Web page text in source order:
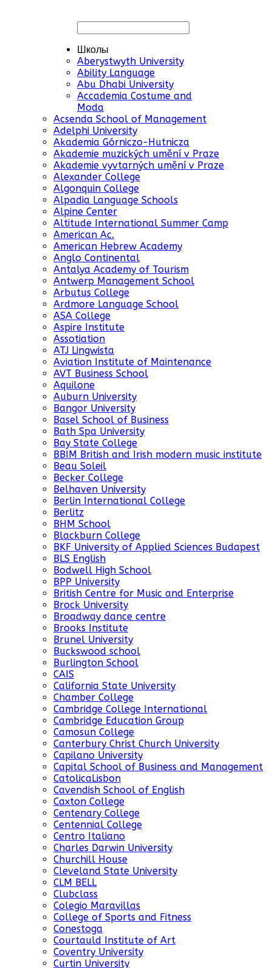
Школы
Aberystwyth University
Ability Language
Abu Dhabi University
Accademia Costume and
Moda
Acsenda School of Management
Adelphi University
Akademia Górniczo-Hutnicza
Akademie muzických umění v Praze
Akademie vyvtarných umění v Praze
Alexander College
Algonquin College
Alpadia Language Schools
Alpine Center
Altitude International Summer Camp
American Ac.
American Hebrew Academy
Anglo Continental
Antalya Academy of Tourism
Antwerp Management School
Arbutus College
Ardmore Language School
ASA College
Aspire Institute
Assotiation
ATJ Lingwista
Aviation Institute of Maintenance
AVT Business School
Aquilone
Auburn University
Bangor University
Basel School of Business
Bath Spa University
Bay State College
BBIM British and Irish modern music institute
Beau Soleil
Becker College
Belhaven University
Berlin International College
Berlitz
BHM School
Blackburn College
BKF University of Applied Sciences Budapest
BLS English
Bodwell High School
BPP University
British Centre for Music and Enterprise
Brock University
Broadway dance centre
Brooks Institute
Brunel University
Buckswood school
Burlington School
CAIS
California State University
Chamber College
Cambridge College International
Cambridge Education Group
Camosun College
Canterbury Christ Church University
Capilano University
Capital School of Business and Management
CatolicaLisbon
Cavendish School of English
Caxton College
Centenary College
Centennial College
Centro Italiano
Charles Darwin University
Churchill House
Cleveland State University
CLM BELL
Clubclass
Colegio Maravillas
College of Sports and Fitness
Conestoga
Courtauld Institute of Art
Coventry University
Curtin University